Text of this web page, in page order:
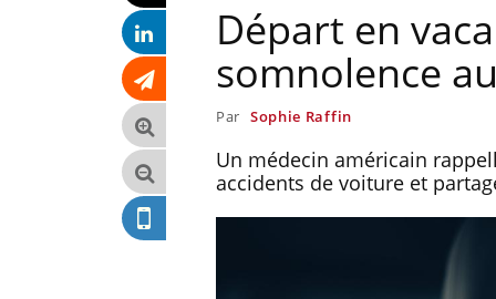
Départ en
somnolence
Par Sophie Raffin
Un médecin américain
accidents de voiture et